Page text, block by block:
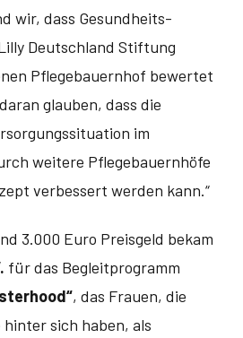
wir, dass Gesundheits­
Deutschland Stiftung
Pflege­bauernhof bewertet
glauben, dass die
im
weitere Pflegebauern­höfe
verbessert werden kann.“
3.000 Euro Preisgeld bekam
für das Begleitprogramm
, das Frauen, die
sich haben, als